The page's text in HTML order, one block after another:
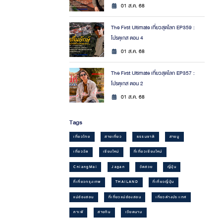
01 ส.ค. 68
The First Ultimate เที่ยวสุดโลก EP359 :
โปรตุเกส ตอน 4
01 ส.ค. 68
The First Ultimate เที่ยวสุดโลก EP357 :
โปรตุเกส ตอน 2
01 ส.ค. 68
Tags
เที่ยวไทย สายเที่ยว ธรรมชาติ สายมู
เที่ยววัด เชียงใหม่ ที่เที่ยวเชียงใหม่
ChiangMai Japan วัดสวย ญี่ปุ่น
ที่เที่ยวกรุงเทพ THAILAND ที่เที่ยวญี่ปุ่น
แม่ฮ่องสอน ที่เที่ยวแม่ฮ่องสอน เที่ยวต่างประเทศ
คาเฟ่ สายกิน เวียดนาม